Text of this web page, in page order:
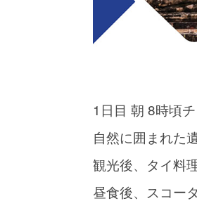
1日目 朝 8時頃
自然に囲まれた
観光後、タイ料
昼食後、スコー